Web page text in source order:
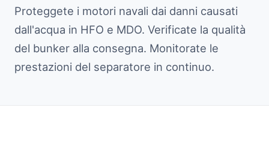
Proteggete i motori navali dai danni causati
dall'acqua in HFO e MDO. Verificate la qualità
del bunker alla consegna. Monitorate le
prestazioni del separatore in continuo.